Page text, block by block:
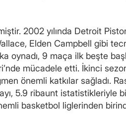
2002 yılında Detroit
Elden Campbell gibi
oynadı, 9 maça ilk beşte
mücadele etti. İkinci
önemli katkılar sağladı.
5.9 ribaunt istatistikleriyle
basketbol liglerinden